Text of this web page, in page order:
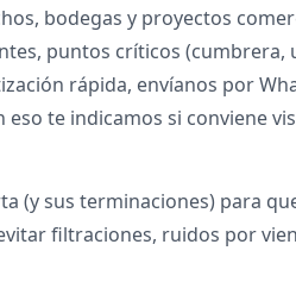
bodegas y proyectos
puntos críticos (cumbrera,
rápida, envíanos por
te indicamos si conviene
(y sus terminaciones) para
filtraciones, ruidos por